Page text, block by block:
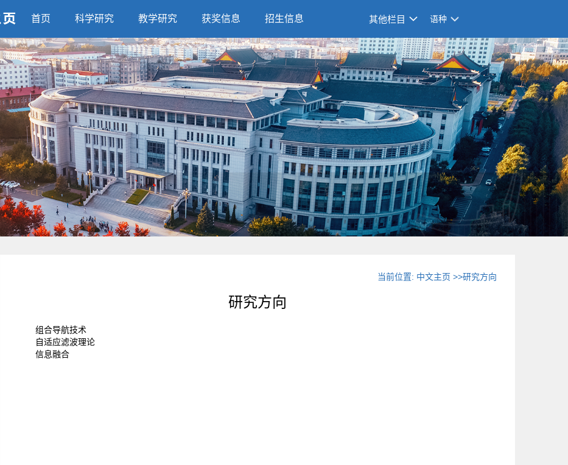
首页 科学研究 教学研究 获奖信息 招生信息 其他栏目 语种
当前位置: 中文主页 >>研究方向
研究方向
组合导航技术
自适应滤波理论
信息融合